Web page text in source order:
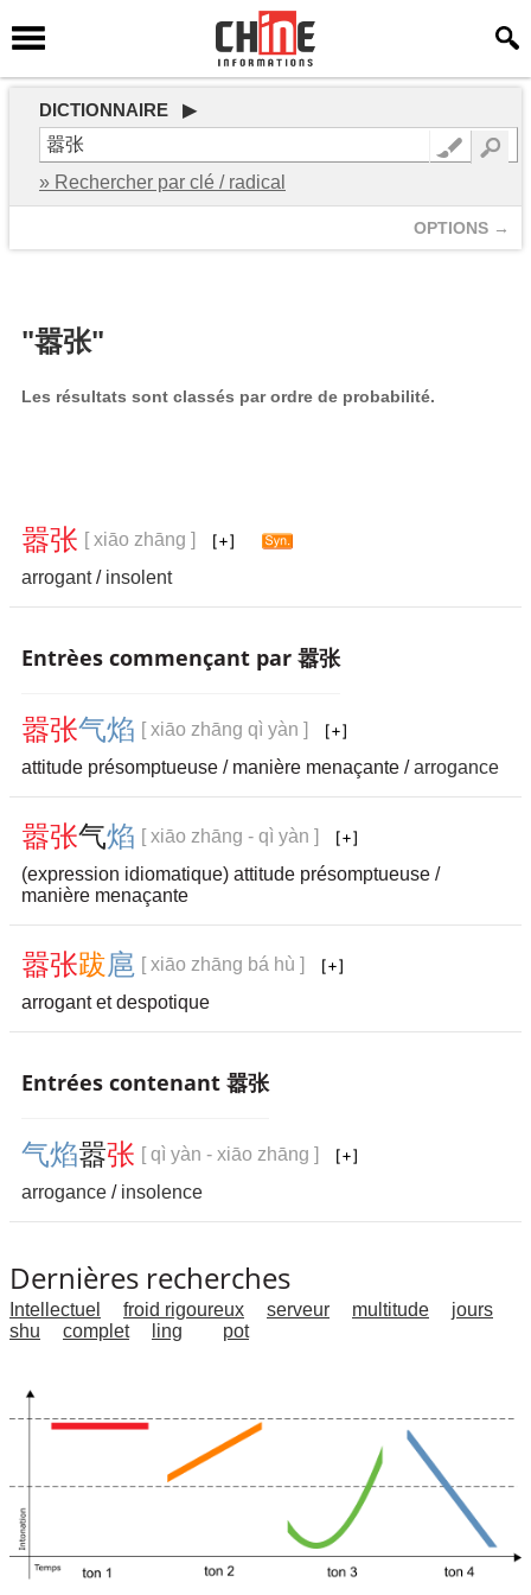
DICTIONNAIRE ▶
» Rechercher par clé / radical
OPTIONS →
"嚣张"
Les résultats sont classés par ordre de probabilité.
嚣张 [ xiāo zhāng ]
arrogant/ insolent
Entrèes commençant par 嚣张
嚣张气焰 [ xiāo zhāng qì yàn ]
attitude présomptueuse / manière menaçante /arrogance
嚣张气焰 [ xiāo zhāng - qì yàn ]
(expression idiomatique) attitude présomptueuse /
manière menaçante
嚣张跋扈 [ xiāo zhāng bá hù ]
arrogant et despotique
Entrées contenant 嚣张
气焰嚣张 [ qì yàn - xiāo zhāng ]
arrogance / insolence
Dernières recherches
Intellectuel froid rigoureux serveur multitude
jours
shu
complet ling pot